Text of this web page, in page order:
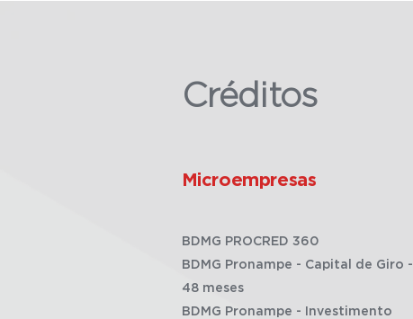
Créditos
Microempresas
BDMG PROCRED 360
BDMG Pronampe - Capital de Giro -
48 meses
BDMG Pronampe - Investimento